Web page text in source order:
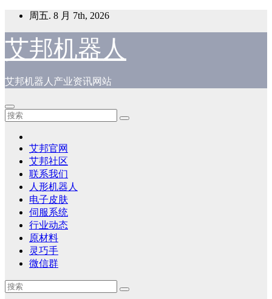
内
容
周五. 8 月 7th, 2026
艾邦机器人
艾邦机器人产业资讯网站
艾邦官网
艾邦社区
联系我们
人形机器人
电子皮肤
伺服系统
行业动态
原材料
灵巧手
微信群